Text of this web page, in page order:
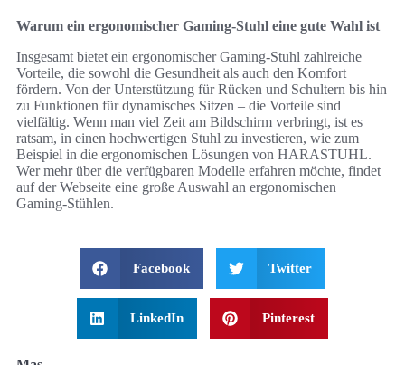
Warum ein ergonomischer Gaming-Stuhl eine gute Wahl ist
Insgesamt bietet ein ergonomischer Gaming-Stuhl zahlreiche
Vorteile, die sowohl die Gesundheit als auch den Komfort
fördern. Von der Unterstützung für Rücken und Schultern bis hin
zu Funktionen für dynamisches Sitzen – die Vorteile sind
vielfältig. Wenn man viel Zeit am Bildschirm verbringt, ist es
ratsam, in einen hochwertigen Stuhl zu investieren, wie zum
Beispiel in die ergonomischen Lösungen von HARASTUHL.
Wer mehr über die verfügbaren Modelle erfahren möchte, findet
auf der Webseite eine große Auswahl an ergonomischen
Gaming-Stühlen.
Facebook Twitter
LinkedIn Pinterest